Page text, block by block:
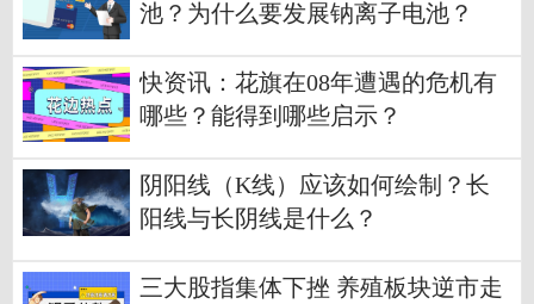
池？为什么要发展钠离子电池？
快资讯：花旗在08年遭遇的危机有
哪些？能得到哪些启示？
阴阳线（K线）应该如何绘制？长
阳线与长阴线是什么？
三大股指集体下挫 养殖板块逆市走